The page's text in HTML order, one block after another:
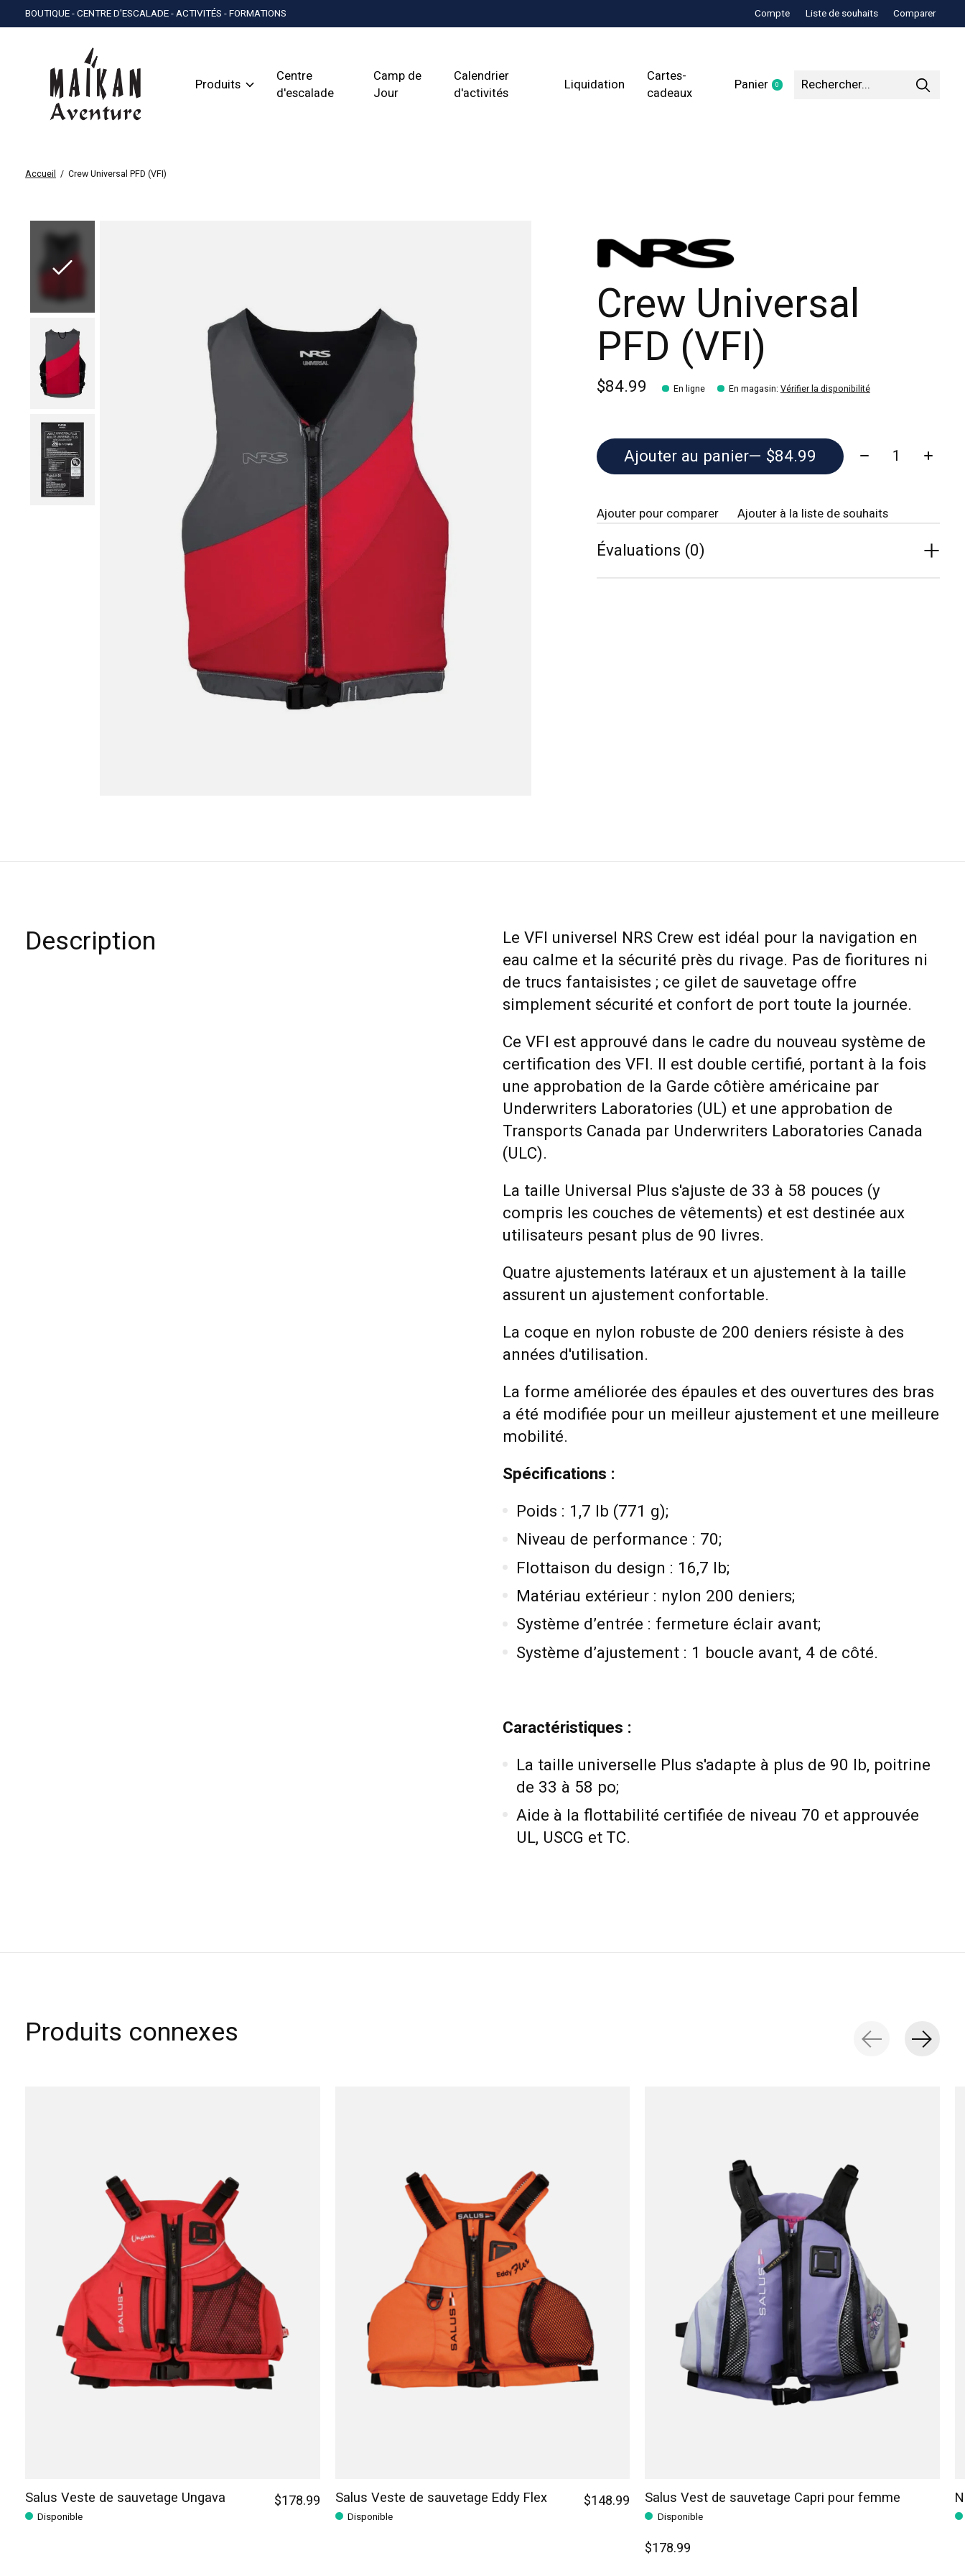
BOUTIQUE - CENTRE D'ESCALADE - ACTIVITÉS - FORMATIONS Compte Liste de souhaits Comparer
Produits
Centre
d'escalade
Camp de
Jour
Calendrier
d'activités
Liquidation
Cartes-
cadeaux
Panier 0items
Accueil / Crew Universal PFD (VFI)
Crew Universal
PFD (VFI)
$84.99 En ligne En magasin: Vérifier la disponibilité
Ajouter au panier — $84.99 Quantité:
Ajouter pour comparer Ajouter à la liste de souhaits
Évaluations (0)
Description
Le VFI universel NRS Crew est idéal pour la navigation en
eau calme et la sécurité près du rivage. Pas de fioritures ni
de trucs fantaisistes ; ce gilet de sauvetage offre
simplement sécurité et confort de port toute la journée.
Ce VFI est approuvé dans le cadre du nouveau système de
certification des VFI. Il est double certifié, portant à la fois
une approbation de la Garde côtière américaine par
Underwriters Laboratories (UL) et une approbation de
Transports Canada par Underwriters Laboratories Canada
(ULC).
La taille Universal Plus s'ajuste de 33 à 58 pouces (y
compris les couches de vêtements) et est destinée aux
utilisateurs pesant plus de 90 livres.
Quatre ajustements latéraux et un ajustement à la taille
assurent un ajustement confortable.
La coque en nylon robuste de 200 deniers résiste à des
années d'utilisation.
La forme améliorée des épaules et des ouvertures des bras
a été modifiée pour un meilleur ajustement et une meilleure
mobilité.
Spécifications :
Poids : 1,7 lb (771 g);
Niveau de performance : 70;
Flottaison du design : 16,7 lb;
Matériau extérieur : nylon 200 deniers;
Système d’entrée : fermeture éclair avant;
Système d’ajustement : 1 boucle avant, 4 de côté.
Caractéristiques :
La taille universelle Plus s'adapte à plus de 90 lb, poitrine
de 33 à 58 po;
Aide à la flottabilité certifiée de niveau 70 et approuvée
UL, USCG et TC.
Produits connexes
Salus Veste de sauvetage Ungava
Disponible
$178.99 Salus Veste de sauvetage Eddy Flex
Disponible
$148.99 Salus Vest de sauvetage Capri pour femme
Disponible
$178.99